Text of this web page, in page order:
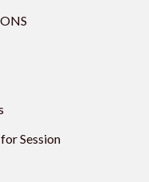
Session